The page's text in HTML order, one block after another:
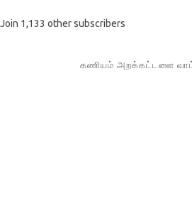
Join 1,133 other subscribers
கணியம் அறக்கட்டளை